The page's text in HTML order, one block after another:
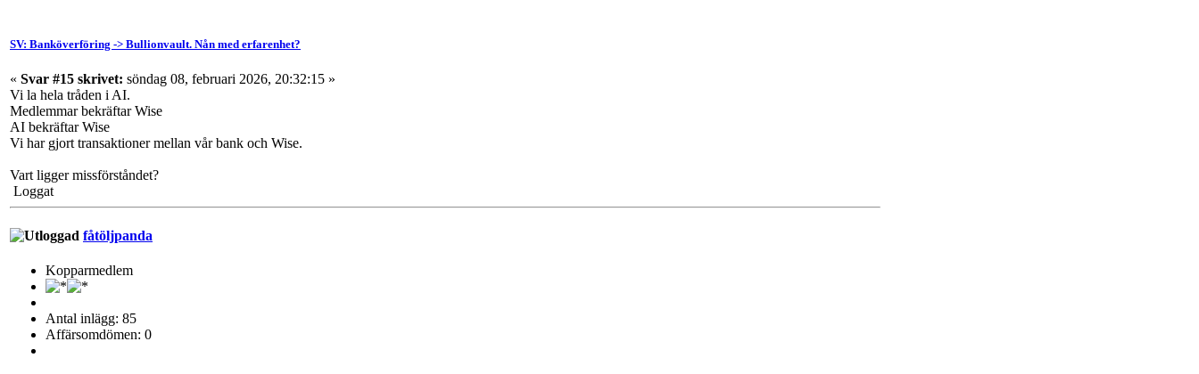
SV: Banköverföring -> Bullionvault. Nån med erfarenhet?
« Svar #15 skrivet: söndag 08, februari 2026, 20:32:15 »
Vi la hela tråden i AI.
Medlemmar bekräftar Wise
AI bekräftar Wise
Vi har gjort transaktioner mellan vår bank och Wise.
Vart ligger missförståndet?
Loggat
fåtöljpanda
Kopparmedlem
Antal inlägg: 85
Affärsomdömen: 0